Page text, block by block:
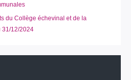
du Collège échevinal et de la
31/12/2024